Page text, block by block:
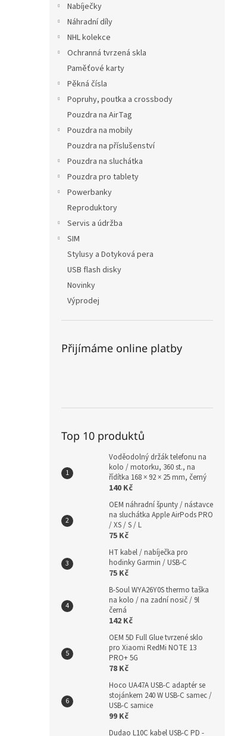
Nabíječky
Náhradní díly
NHL kolekce
Ochranná tvrzená skla
Paměťové karty
Pěkná čísla
Popruhy, poutka a crossbody
Pouzdra na AirTag
Pouzdra na mobily
Pouzdra na příslušenství
Pouzdra na sluchátka
Pouzdra pro tablety
Powerbanky
Reproduktory
Servis a údržba
SIM
Stylusy a Dotyková pera
USB flash disky
Novinky
Výprodej
Přijímáme online platby
Top 10 produktů
Voděodolný držák telefonu na
kolo / motorku, 360 st., na
řídítka 168 × 92 × 25 mm, černý
140 Kč
OEM náhradní špunty / nástavce
na sluchátka Apple AirPods PRO
/ XS / S / L
75 Kč
HT kabel / nabíječka pro
hodinky Garmin / USB-C
75 Kč
B-Soul WYA26Y0S thermo taška
na kolo / na zadní nosič / 9l
černá
142 Kč
OEM 5D Full Glue tvrzené sklo
pro Xiaomi RedMi NOTE 13
PRO+ 5G
78 Kč
Hoco UA47A USB-C adaptér se
stojánkem 240 W USB-C samec /
USB-C samice
99 Kč
Dudao L10C kabel USB-C PD -